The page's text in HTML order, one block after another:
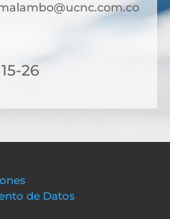
26
de Datos